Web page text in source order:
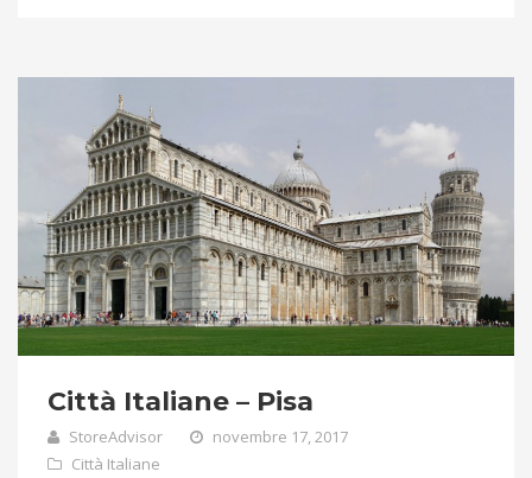
Città Italiane – Pisa
StoreAdvisor
novembre 17, 2017
Città Italiane